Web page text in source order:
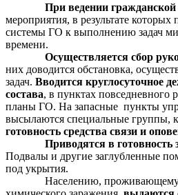
При ведении
мероприятия, в результате которых
системы ГО к выполнению задач
времени.
Осуществляется сбор
них доводится обстановка,
задач. Вводится круглосуточное
состава, в пунктах повседневного
планы ГО. На запасные пункты
высылаются специальные группы,
готовность средства связи и
Приводятся в
Подвалы и другие заглубленные
под укрытия.
Населению,